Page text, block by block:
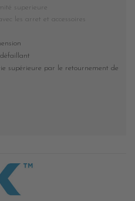
superieure
les arret et accessoires
supérieure par le retournement de